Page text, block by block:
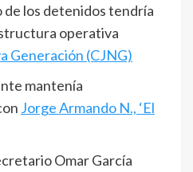
de los detenidos tendría
operativa
Generación (CJNG)
mantenía
Jorge Armando N., ‘El
Omar García